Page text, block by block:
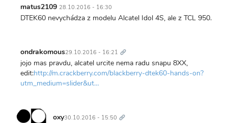
matus2109 28.10.2016 - 16:30
DTEK60 nevychádza z modelu Alcatel Idol 4S, ale z TCL 950.
ondrakomous29.10.2016 - 16:21 odkaz
jojo mas pravdu, alcatel urcite nema radu snapu 8XX,
edit:http://m.crackberry.com/blackberry-dtek60-hands-on?
utm_medium=slider&ut…
oxy30.10.2016 - 15:50 odkaz